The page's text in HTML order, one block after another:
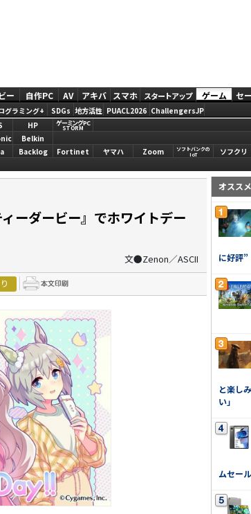
ー 自作PC AV アキバ スマホ スタートアップ ゲーム セ
グラミング+ SDGs 地方活性 PUACL2026 ChallengersJP
HP ゲーミングPC
STORM
Belkin
Backlog Fortinet ヤマハ Zoom
ソフトバンクの
IoT
ソフクリ
ーダービー』でホワイトデー
文●Zenon／ASCII
オスス
に好評”
と楽し
い」
ムセー